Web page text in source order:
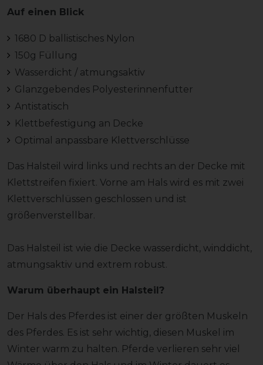
Auf einen Blick
1680 D ballistisches Nylon
150g Füllung
Wasserdicht / atmungsaktiv
Glanzgebendes Polyesterinnenfutter
Antistatisch
Klettbefestigung an Decke
Optimal anpassbare Klettverschlüsse
Das Halsteil wird links und rechts an der Decke mit
Klettstreifen fixiert. Vorne am Hals wird es mit zwei
Klettverschlüssen geschlossen und ist
größenverstellbar.
Das Halsteil ist wie die Decke wasserdicht, winddicht,
atmungsaktiv und extrem robust.
Warum überhaupt ein Halsteil?
Der Hals des Pferdes ist einer der größten Muskeln
des Pferdes. Es ist sehr wichtig, diesen Muskel im
Winter warm zu halten. Pferde verlieren sehr viel